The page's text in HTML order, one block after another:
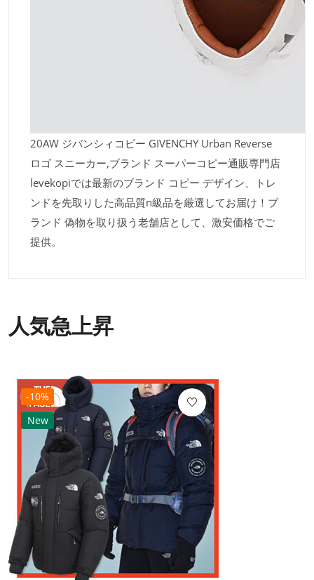
20AW ジバンシィコピー GIVENCHY Urban Reverse
ロゴ スニーカー,ブランド スーパーコピー通販専門店
levekopiでは最新のブランド コピー デザイン、トレ
ンドを先取りした高品質n級品を厳選してお届け！ブ
ランド 偽物を取り扱う老舗店として、激安価格でご
提供。
人気急上昇
-10%
New